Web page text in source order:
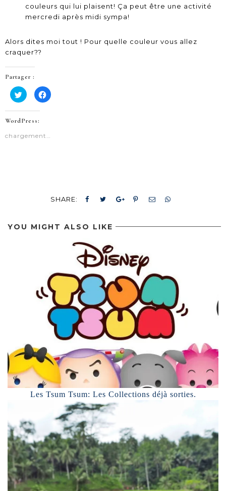
couleurs qui lui plaisent! Ça peut être une activité
mercredi après midi sympa!
Alors dites moi tout ! Pour quelle couleur vous allez
craquer??
Partager :
Cliquez
pour
partager
sur
Twitter(ouvre
dans
nouvelle
fenêtre)
Cliquez
pour
WordPress:
chargement…
SHARE:
YOU MIGHT ALSO LIKE
Les Tsum Tsum: Les Collections déjà sorties.